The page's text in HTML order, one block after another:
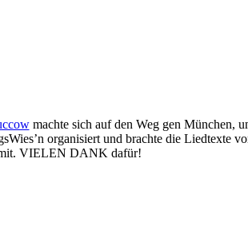
machte sich auf den Weg gen München,
organisiert und brachte die Liedtexte
VIELEN DANK dafür!